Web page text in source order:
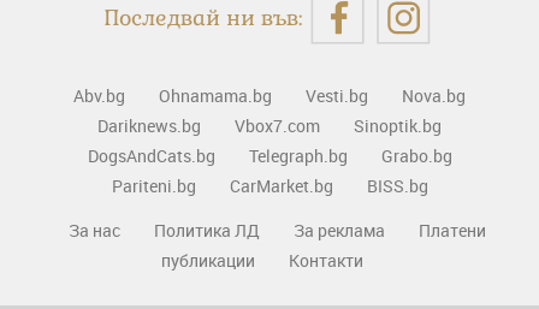
Последвай ни във:
Abv.bg Ohnamama.bg Vesti.bg
Nova.bg
Dariknews.bg
Vbox7.com
Sinoptik.bg
DogsAndCats.bg
Telegraph.bg
Grabo.bg
Pariteni.bg
CarMarket.bg
BISS.bg
За нас
Политика ЛД За реклама
Платени
публикации
Контакти